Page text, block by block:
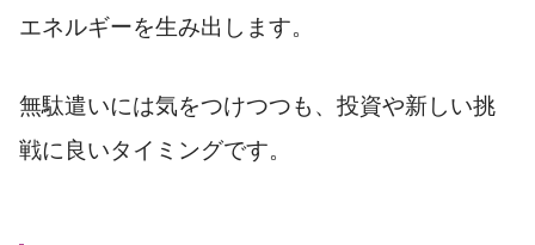
エネルギーを生み出します。
無駄遣いには気をつけつつも、投資や新しい挑
戦に良いタイミングです。